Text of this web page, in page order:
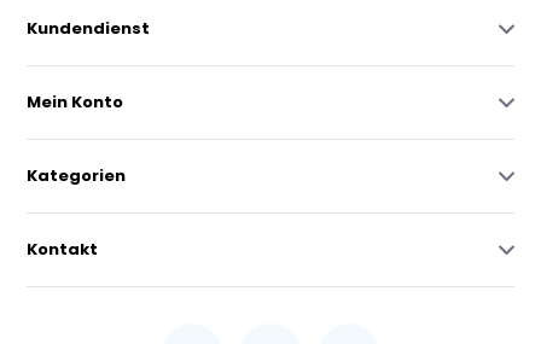
Kundendienst
Mein Konto
Kategorien
Kontakt